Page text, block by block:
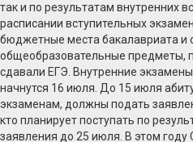
так и по результатам внутренних
расписании вступительных
бюджетные места бакалавриата и
общеобразовательные предметы,
сдавали ЕГЭ. Внутренние
начнутся 16 июля. До 15 июля
экзаменам, должны подать
кто планирует поступать по
заявления до 25 июля. В этом году